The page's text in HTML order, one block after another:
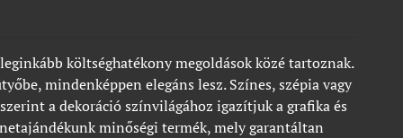
költséghatékony megoldások közé tartoznak.
mindenképpen elegáns lesz. Színes, szépia vagy
a dekoráció színvilágához igazítjuk a grafika és
minőségi termék, mely garantáltan